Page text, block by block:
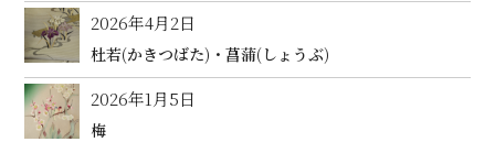
2026年4月2日
杜若(かきつばた)・菖蒲(しょうぶ)
2026年1月5日
梅